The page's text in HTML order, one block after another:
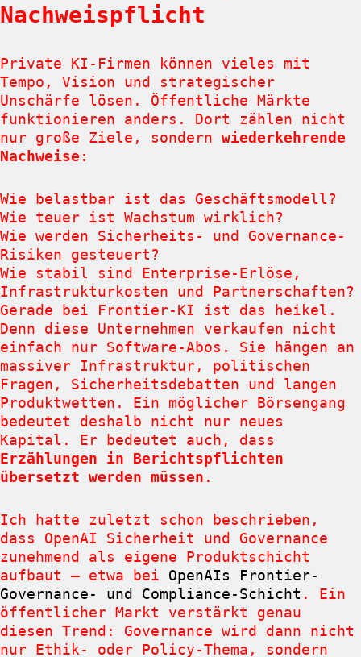
Nachweispflicht
Private KI-Firmen können vieles mit
Tempo, Vision und strategischer
Unschärfe lösen. Öffentliche Märkte
funktionieren anders. Dort zählen nicht
nur große Ziele, sondern wiederkehrende
Nachweise :
Wie belastbar ist das Geschäftsmodell?
Wie teuer ist Wachstum wirklich?
Wie werden Sicherheits- und Governance-
Risiken gesteuert?
Wie stabil sind Enterprise-Erlöse,
Infrastrukturkosten und Partnerschaften?
Gerade bei Frontier-KI ist das heikel.
Denn diese Unternehmen verkaufen nicht
einfach nur Software-Abos. Sie hängen an
massiver Infrastruktur, politischen
Fragen, Sicherheitsdebatten und langen
Produktwetten. Ein möglicher Börsengang
bedeutet deshalb nicht nur neues
Kapital. Er bedeutet auch, dass
Erzählungen in Berichtspflichten
übersetzt werden müssen .
Ich hatte zuletzt schon beschrieben,
dass OpenAI Sicherheit und Governance
zunehmend als eigene Produktschicht
aufbaut – etwa bei OpenAIs Frontier-
Governance- und Compliance-Schicht . Ein
öffentlicher Markt verstärkt genau
diesen Trend: Governance wird dann nicht
nur Ethik- oder Policy-Thema, sondern